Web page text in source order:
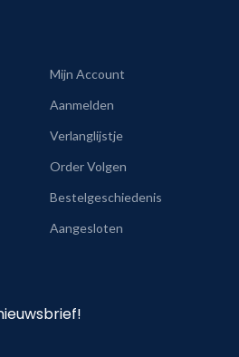
Mijn Account
Aanmelden
Verlanglijstje
Order Volgen
Bestelgeschiedenis
Aangesloten